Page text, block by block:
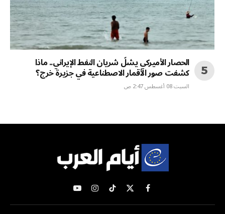
الحصار الأميركي يشلّ شريان النفط الإيراني.. ماذا
كشفت صور الأقمار الاصطناعية في جزيرة خرج؟
السبت 08 أغسطس 2:47 ص
فيسبوك
X
(Twitter)
تيكتوكالانستغراميوتيوب